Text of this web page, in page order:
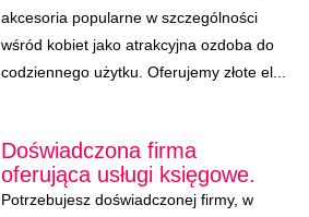
akcesoria popularne w szczególności
wśród kobiet jako atrakcyjna ozdoba do
codziennego użytku. Oferujemy złote el...
Doświadczona firma
oferująca usługi księgowe.
Potrzebujesz doświadczonej firmy, w